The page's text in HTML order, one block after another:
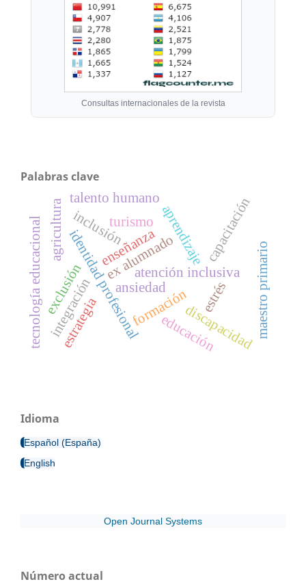
Consultas internacionales de la revista
Palabras clave
formación
atención inclusiva
identidad profesional
enseñanzaaprendizaje
inclusión
exclusión
discapacidad
capacitación
tecnología educacional estrés
ansiedad maestro primario
agricultura turismo
educación
integración
talento humano
estrategia
ex alumnado
Idioma
Español (España)
English
Open Journal Systems
Número actual